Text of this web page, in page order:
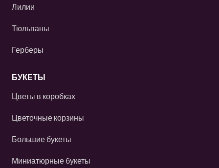
Лилии
Тюльпаны
Герберы
БУКЕТЫ
Цветы в коробках
Цветочные корзины
Большие букеты
Миниатюрные букеты